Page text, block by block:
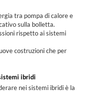
tra pompa di calore e
sulla bolletta.
rispetto ai sistemi
costruzioni che per
ibridi
nei sistemi ibridi è la